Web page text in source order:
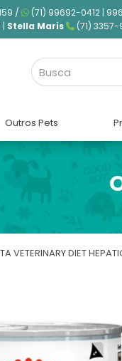
/ (71) 99692-0412 |
| Stella Maris (71) 3357-
Outros Pets
VETERINARY DIET